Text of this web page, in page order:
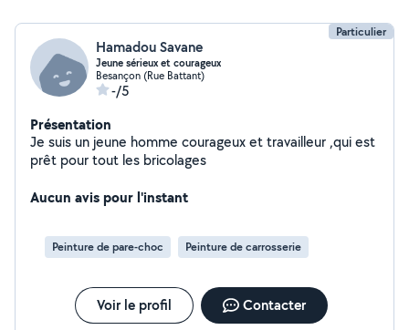
Particulier
Hamadou Savane
Jeune sérieux et courageux
Besançon (Rue Battant)
-/5
Présentation
Je suis un jeune homme courageux et travailleur ,qui est
prêt pour tout les bricolages
Aucun avis pour l'instant
Peinture de pare-choc Peinture de carrosserie
Voir le profil Contacter